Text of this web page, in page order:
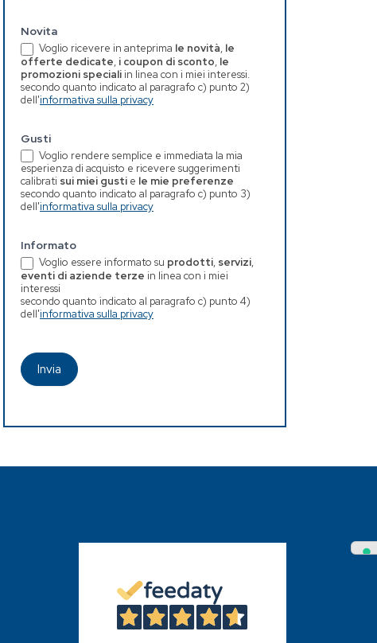
Novita
Voglio ricevere in anteprima le novità, le
offerte dedicate, i coupon di sconto, le
promozioni specialiin linea con i miei interessi.
secondo quanto indicato al paragrafo c) punto 2)
dell'informativa sulla privacy
Gusti
Voglio rendere semplice e immediata la mia
esperienza di acquisto e ricevere suggerimenti
calibrati sui miei gusti e le mie preferenze
secondo quanto indicato al paragrafo c) punto 3)
dell'informativa sulla privacy
Informato
Voglio essere informato su prodotti, servizi,
eventi di aziende terze in linea con i miei
interessi
secondo quanto indicato al paragrafo c) punto 4)
dell'informativa sulla privacy
Invia